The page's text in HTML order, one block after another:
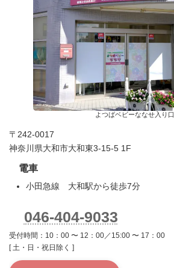
よつばベビーななせ入り口
〒242-0017
神奈川県大和市大和東3-15-5 1F
電車
小田急線 大和駅から徒歩7分
046-404-9033
受付時間：10：00 〜 12：00／15:00 〜 17：00
[ 土・日・祝日除く ]